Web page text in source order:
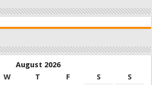
August 2026
W T F S
S